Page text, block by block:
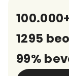
1295
99%